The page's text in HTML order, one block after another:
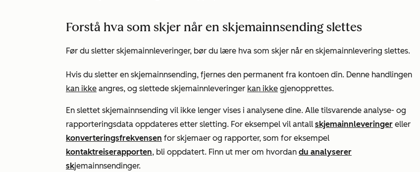
Forstå hva som skjer når en skjemainnsending slettes
Før du sletter skjemainnleveringer, bør du lære hva som skjer når en skjemainnlevering slettes.
Hvis du sletter en skjemainnsending, fjernes den permanent fra kontoen din. Denne handlingen
kan ikke angres, og slettede skjemainnleveringer kan ikke gjenopprettes.
En slettet skjemainnsending vil ikke lenger vises i analysene dine. Alle tilsvarende analyse- og
rapporteringsdata oppdateres etter sletting. For eksempel vil antall skjemainnleveringer eller
konverteringsfrekvensen for skjemaer og rapporter, som for eksempel
kontaktreiserapporten, bli oppdatert. Finn ut mer om hvordan du analyserer
skjemainnsendinger.